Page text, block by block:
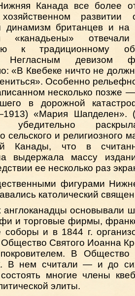
Канада все более
динамизм британцев и
«канадьены»
к традиционному
Негласным девизом
«В Квебеке ничто не
Особенно
несколько позже
в дорожной
«Мария Шапделен».
сельского и религиозного
Канады, что в
выдержала массу
ее несколько раз
фигурами
католический
англоканадцы основывали
и торговые фирмы,
и в 1844 г.
Святого Иоанна
В Общество
В нем считали — и до
многие члены
элиты.